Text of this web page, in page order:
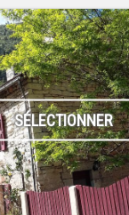
SÉLECTIONNER